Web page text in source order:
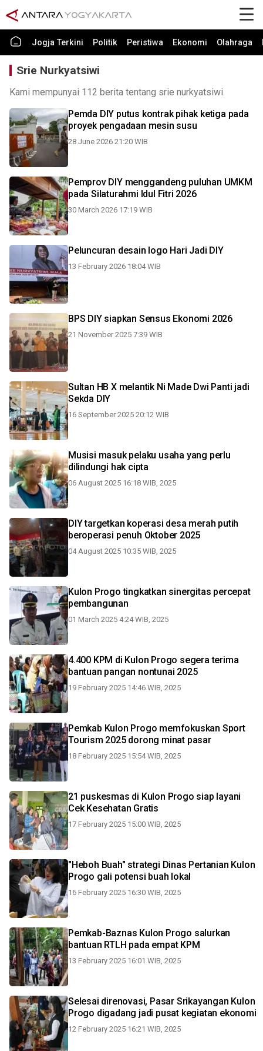
Jogja Terkini Politik Peristiwa Ekonomi Olahraga
Srie Nurkyatsiwi
Kami mempunyai 112 berita tentang srie nurkyatsiwi.
Pemda DIY putus kontrak pihak ketiga pada
proyek pengadaan mesin susu
28 June 2026 21:20 WIB
Pemprov DIY menggandeng puluhan UMKM
pada Silaturahmi Idul Fitri 2026
30 March 2026 17:19 WIB
Peluncuran desain logo Hari Jadi DIY
13 February 2026 18:04 WIB
BPS DIY siapkan Sensus Ekonomi 2026
21 November 2025 7:39 WIB
Sultan HB X melantik Ni Made Dwi Panti jadi
Sekda DIY
16 September 2025 20:12 WIB
Musisi masuk pelaku usaha yang perlu
dilindungi hak cipta
06 August 2025 16:18 WIB, 2025
DIY targetkan koperasi desa merah putih
beroperasi penuh Oktober 2025
04 August 2025 10:35 WIB, 2025
Kulon Progo tingkatkan sinergitas percepat
pembangunan
01 March 2025 4:24 WIB, 2025
4.400 KPM di Kulon Progo segera terima
bantuan pangan nontunai 2025
19 February 2025 14:46 WIB, 2025
Pemkab Kulon Progo memfokuskan Sport
Tourism 2025 dorong minat pasar
18 February 2025 15:54 WIB, 2025
21 puskesmas di Kulon Progo siap layani
Cek Kesehatan Gratis
17 February 2025 15:00 WIB, 2025
"Heboh Buah" strategi Dinas Pertanian Kulon
Progo gali potensi buah lokal
16 February 2025 16:30 WIB, 2025
Pemkab-Baznas Kulon Progo salurkan
bantuan RTLH pada empat KPM
13 February 2025 16:01 WIB, 2025
Selesai direnovasi, Pasar Srikayangan Kulon
Progo digadang jadi pusat kegiatan ekonomi
12 February 2025 16:21 WIB, 2025